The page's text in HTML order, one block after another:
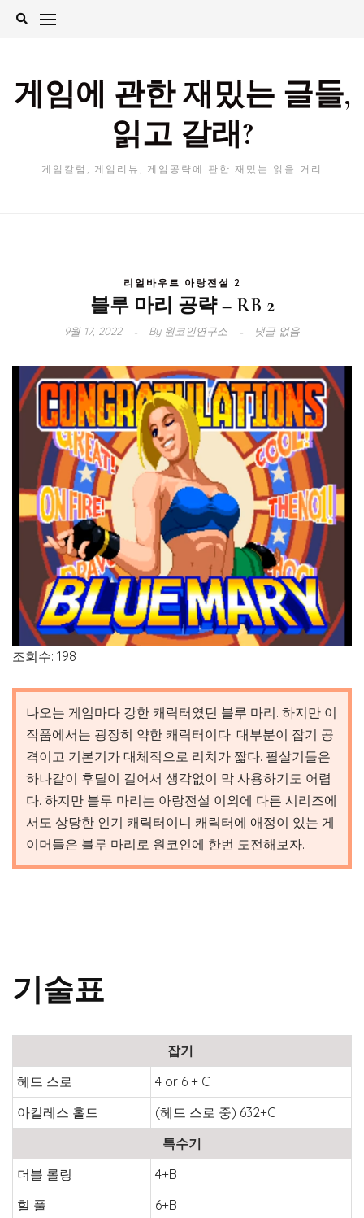
Skip
게임에 관한 재밌는 글들,
읽고 갈래?
게임칼럼, 게임리뷰, 게임공략에 관한 재밌는 읽을 거리
리얼바우트 아랑전설 2
블루 마리 공략 – RB 2
9월 17, 2022 By원코인연구소 댓글 없음
조회수: 198
나오는 게임마다 강한 캐릭터였던 블루 마리. 하지만 이
작품에서는 굉장히 약한 캐릭터이다. 대부분이 잡기 공
격이고 기본기가 대체적으로 리치가 짧다. 필살기들은
하나같이 후딜이 길어서 생각없이 막 사용하기도 어렵
다. 하지만 블루 마리는 아랑전설 이외에 다른 시리즈에
서도 상당한 인기 캐릭터이니 캐릭터에 애정이 있는 게
이머들은 블루 마리로 원코인에 한번 도전해보자.
기술표
잡기
헤드 스로
4 or 6 + C
아킬레스 홀드
(헤드 스로 중) 632+C
특수기
더블 롤링
4+B
힐 풀
6+B